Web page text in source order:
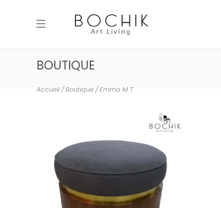
BOUTIQUE
Accueil Boutique Emma M T